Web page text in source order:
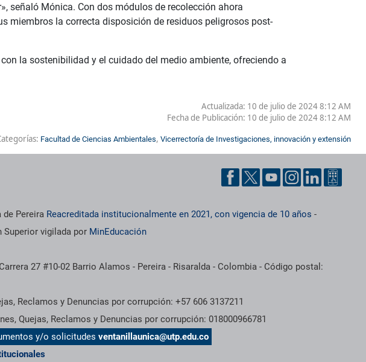
señaló Mónica. Con dos módulos de recolección ahora
miembros la correcta disposición de residuos peligrosos post-
la sostenibilidad y el cuidado del medio ambiente, ofreciendo a
Actualizada: 10 de julio de 2024 8:12 AM
Fecha de Publicación: 10 de julio de 2024 8:12 AM
Facultad de Ciencias Ambientales, Vicerrectoría de Investigaciones, innovación y extensión
de Pereira Reacreditada institucionalmente en 2021, con vigencia de 10 años -
Superior vigilada por MinEducación
27 #10-02 Barrio Alamos - Pereira - Risaralda - Colombia - Código postal:
Reclamos y Denuncias por corrupción: +57 606 3137211
Quejas, Reclamos y Denuncias por corrupción: 018000966781
y/o solicitudesventanillaunica@utp.edu.co